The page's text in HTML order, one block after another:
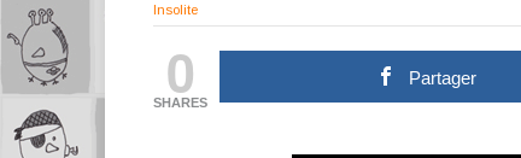
Insolite
0
SHARES
Partager